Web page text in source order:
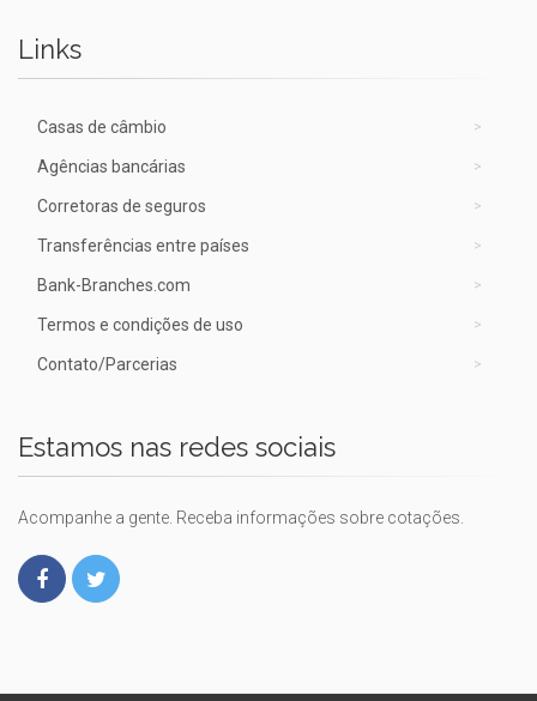
Links
Casas de câmbio
Agências bancárias
Corretoras de seguros
Transferências entre países
Bank-Branches.com
Termos e condições de uso
Contato/Parcerias
Estamos nas redes sociais
Acompanhe a gente. Receba informações sobre cotações.